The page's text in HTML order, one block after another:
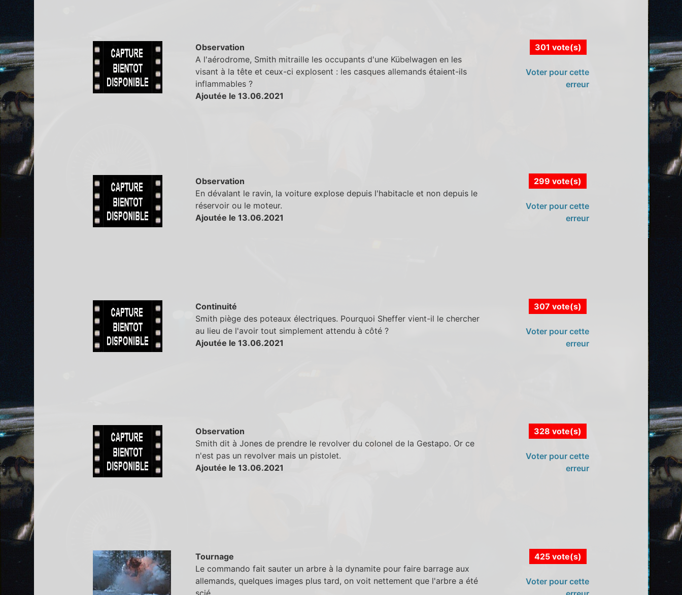
Observation
A l'aérodrome, Smith mitraille les occupants d'une Kübelwagen en les
visant à la tête et ceux-ci explosent : les casques allemands étaient-ils
inflammables ?
Ajoutée le 13.06.2021
301 vote(s)
Voter pour cette
erreur
Observation
En dévalant le ravin, la voiture explose depuis l'habitacle et non depuis le
réservoir ou le moteur.
Ajoutée le 13.06.2021
299 vote(s)
Voter pour cette
erreur
Continuité
Smith piège des poteaux électriques. Pourquoi Sheffer vient-il le chercher
au lieu de l'avoir tout simplement attendu à côté ?
Ajoutée le 13.06.2021
307 vote(s)
Voter pour cette
erreur
Observation
Smith dit à Jones de prendre le revolver du colonel de la Gestapo. Or ce
n'est pas un revolver mais un pistolet.
Ajoutée le 13.06.2021
328 vote(s)
Voter pour cette
erreur
Tournage
Le commando fait sauter un arbre à la dynamite pour faire barrage aux
allemands, quelques images plus tard, on voit nettement que l'arbre a été
425 vote(s)
Voter pour cette